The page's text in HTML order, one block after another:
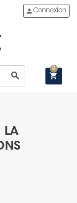
search
personConnexion
shopping_cart
0
LA